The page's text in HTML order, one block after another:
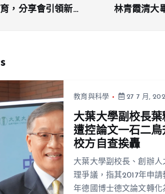
，分享會引領新風
林青霞清大
教育與科學 27 7 月,
大葉大學副校長葉
遭控論文一石二
校方自查挨轟
大葉大學副校長、創辦
理爭議，指其2017年申
年德國博士德文論文轉